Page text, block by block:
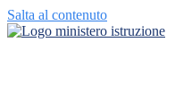
Salta al contenuto